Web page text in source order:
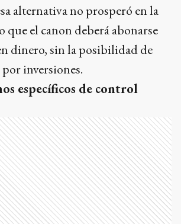
alternativa no prosperó en la
que el canon deberá abonarse
dinero, sin la posibilidad de
inversiones.
específicos de control